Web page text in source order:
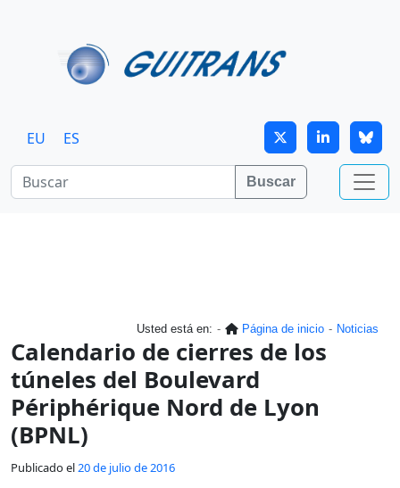
EU ES
Buscar
Usted está en: Página de inicio Noticias
Calendario de cierres de los
túneles del Boulevard
Périphérique Nord de Lyon
(BPNL)
Publicado el20 de julio de 2016